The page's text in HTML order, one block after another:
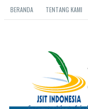
BERANDA TENTANG KAMI